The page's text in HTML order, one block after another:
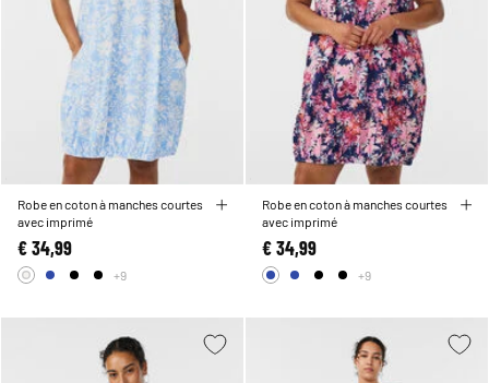
Robe en coton à manches courtes
avec imprimé
€ 34,99
+9
Robe en coton à manches courtes
avec imprimé
€ 34,99
+9